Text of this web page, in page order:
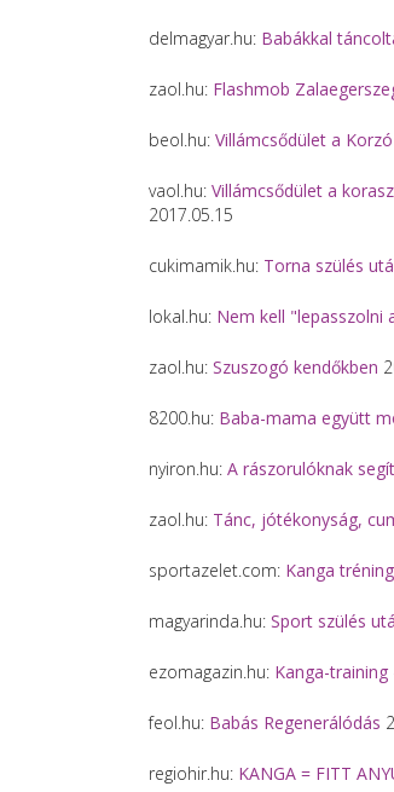
delmagyar.hu: Babákkal
zaol.hu: Flashmob
beol.hu: Villámcsődület a
vaol.hu: Villámcsődület a
2017.05.15
cukimamik.hu: Torna szülés
lokal.hu: Nem kell "lepasszolni
zaol.hu: Szuszogó kendőkben
8200.hu: Baba-mama együtt
nyiron.hu: A rászorulóknak
zaol.hu: Tánc, jótékonyság,
sportazelet.com: Kanga
magyarinda.hu: Sport szülés
ezomagazin.hu: Kanga-
feol.hu: Babás Regenerálódás
regiohir.hu: KANGA = FITT